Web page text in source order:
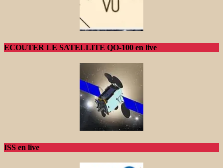
ECOUTER LE SATELLITE QO-100 en live
ISS en live